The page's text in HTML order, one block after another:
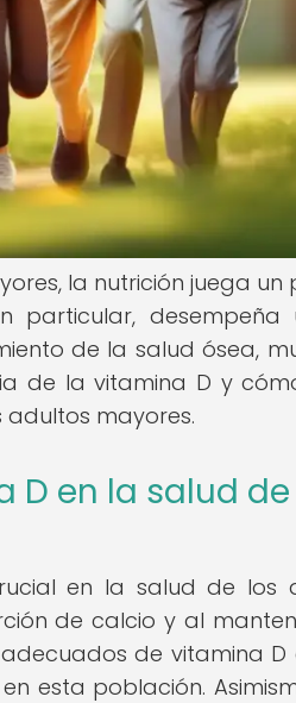
la nutrición juega
particular,
de la salud ósea,
de la vitamina D y
mayores.
en la salud
en la salud de los
de calcio y al
de vitamina
esta población.